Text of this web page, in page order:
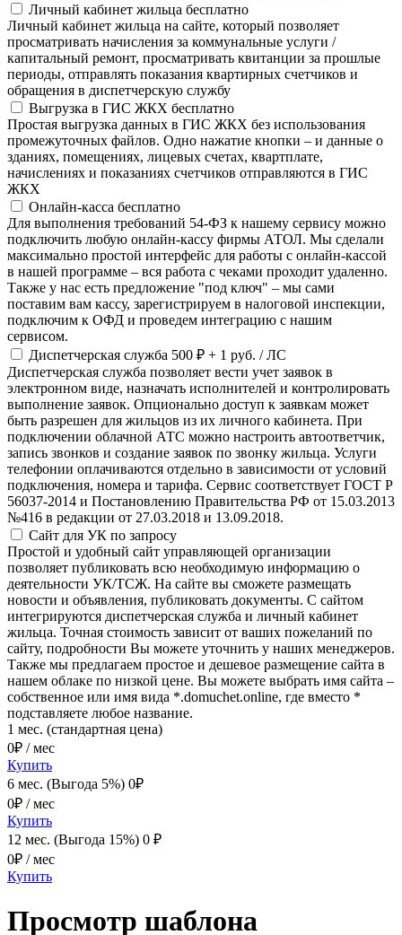
Личный кабинет жильца бесплатно
Личный кабинет жильца на сайте, который позволяет
просматривать начисления за коммунальные услуги /
капитальный ремонт, просматривать квитанции за прошлые
периоды, отправлять показания квартирных счетчиков и
обращения в диспетчерскую службу
Выгрузка в ГИС ЖКХ бесплатно
Простая выгрузка данных в ГИС ЖКХ без использования
промежуточных файлов. Одно нажатие кнопки – и данные о
зданиях, помещениях, лицевых счетах, квартплате,
начислениях и показаниях счетчиков отправляются в ГИС
ЖКХ
Онлайн-касса бесплатно
Для выполнения требований 54-ФЗ к нашему сервису можно
подключить любую онлайн-кассу фирмы АТОЛ. Мы сделали
максимально простой интерфейс для работы с онлайн-кассой
в нашей программе – вся работа с чеками проходит удаленно.
Также у нас есть предложение "под ключ" – мы сами
поставим вам кассу, зарегистрируем в налоговой инспекции,
подключим к ОФД и проведем интеграцию с нашим
сервисом.
Диспетчерская служба 500 ₽ + 1 руб. / ЛС
Диспетчерская служба позволяет вести учет заявок в
электронном виде, назначать исполнителей и контролировать
выполнение заявок. Опционально доступ к заявкам может
быть разрешен для жильцов из их личного кабинета. При
подключении облачной АТС можно настроить автоответчик,
запись звонков и создание заявок по звонку жильца. Услуги
телефонии оплачиваются отдельно в зависимости от условий
подключения, номера и тарифа. Сервис соответствует ГОСТ Р
56037-2014 и Постановлению Правительства РФ от 15.03.2013
№416 в редакции от 27.03.2018 и 13.09.2018.
Сайт для УК по запросу
Простой и удобный сайт управляющей организации
позволяет публиковать всю необходимую информацию о
деятельности УК/ТСЖ. На сайте вы сможете размещать
новости и объявления, публиковать документы. С сайтом
интегрируются диспетчерская служба и личный кабинет
жильца. Точная стоимость зависит от ваших пожеланий по
сайту, подробности Вы можете уточнить у наших менеджеров.
Также мы предлагаем простое и дешевое размещение сайта в
нашем облаке по низкой цене. Вы можете выбрать имя сайта –
собственное или имя вида *.domuchet.online, где вместо *
подставляете любое название.
1 мес. (стандартная цена)
0₽ / мес
Купить
6 мес. (Выгода 5%) 0₽
0₽ / мес
Купить
12 мес. (Выгода 15%) 0 ₽
0₽ / мес
Купить
Просмотр шаблона